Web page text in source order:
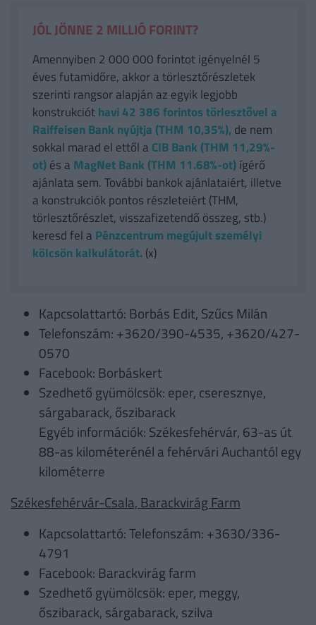
JÓL JÖNNE 2 MILLIÓ FORINT?
Amennyiben 2 000 000 forintot igényelnél 5
éves futamidőre, akkor a törlesztőrészletek
szerinti rangsor alapján az egyik legjobb
konstrukcióthavi 42 386forintos törlesztővel a
Raiffeisen Bank nyújtja (THM 10,35%),de nem
sokkal marad el ettől a CIB Bank (THM 11,29%-
ot)és a MagNet Bank (THM 11.68%-ot)ígérő
ajánlata sem. További bankok ajánlataiért, illetve
a konstrukciók pontos részleteiért (THM,
törlesztőrészlet, visszafizetendő összeg, stb.)
keresd fel a Pénzcentrum megújult személyi
kölcsön kalkulátorát.(x)
Kapcsolattartó: Borbás Edit, Szűcs Milán
Telefonszám: +3620/390-4535, +3620/427-
0570
Facebook: Borbáskert
Szedhető gyümölcsök: eper, cseresznye,
sárgabarack, őszibarack
Egyéb információk: Székesfehérvár, 63-as út
88-as kilométerénél a fehérvári Auchantól egy
kilométerre
Székesfehérvár-Csala, Barackvirág Farm
Kapcsolattartó: Telefonszám: +3630/336-
4791
Facebook: Barackvirág farm
Szedhető gyümölcsök: eper, meggy,
őszibarack, sárgabarack, szilva